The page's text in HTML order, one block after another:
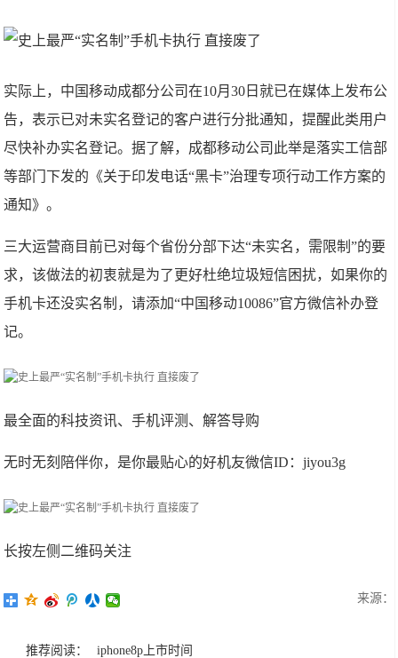
实际上，中国移动成都分公司在10月30日就已在媒体上发布公
告，表示已对未实名登记的客户进行分批通知，提醒此类用户
尽快补办实名登记。据了解，成都移动公司此举是落实工信部
等部门下发的《关于印发电话“黑卡”治理专项行动工作方案的
通知》。
三大运营商目前已对每个省份分部下达“未实名，需限制”的要
求，该做法的初衷就是为了更好杜绝垃圾短信困扰，如果你的
手机卡还没实名制，请添加“中国移动10086”官方微信补办登
记。
最全面的科技资讯、手机评测、解答导购
无时无刻陪伴你，是你最贴心的好机友微信ID：jiyou3g
长按左侧二维码关注
来源：
推荐阅读： iphone8p上市时间